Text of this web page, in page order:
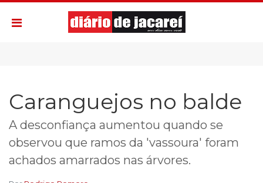
Caranguejos no balde
A desconfiança aumentou quando se
observou que ramos da 'vassoura' foram
achados amarrados nas árvores.